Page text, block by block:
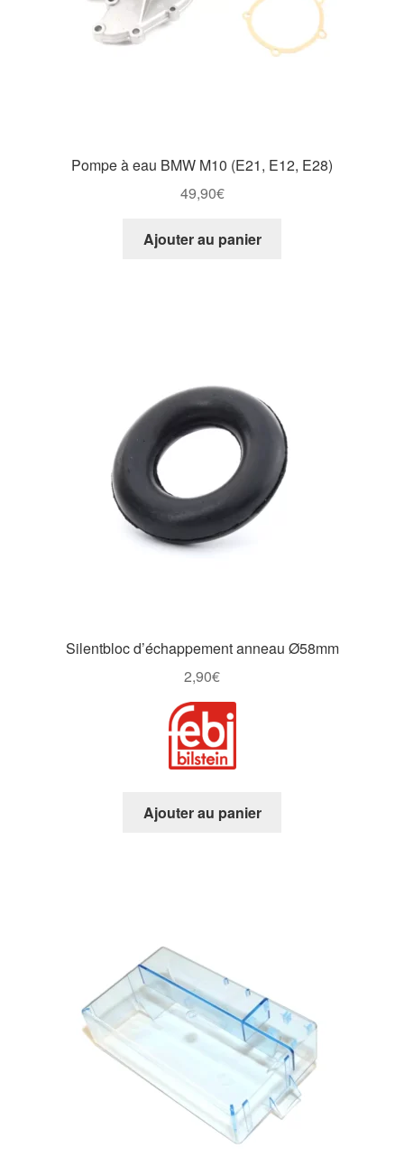
Pompe à eau BMW M10 (E21, E12, E28)
49,90€
Ajouter au panier
Silentbloc d’échappement anneau Ø58mm
2,90€
Ajouter au panier